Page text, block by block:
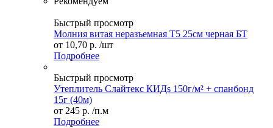
Быстрый просмотр
Молния витая неразъемная Т5 25см черная БТ
от 10,70 р. /шт
Подробнее
Быстрый просмотр
Утеплитель Слайтекс КИДs 150г/м² + спанбонд
15г (40м)
от 245 р. /п.м
Подробнее